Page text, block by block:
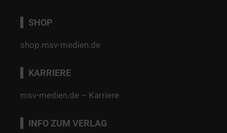
SHOP
shop.msv-medien.de
KARRIERE
msv-medien.de – Karriere
INFO ZUM VERLAG